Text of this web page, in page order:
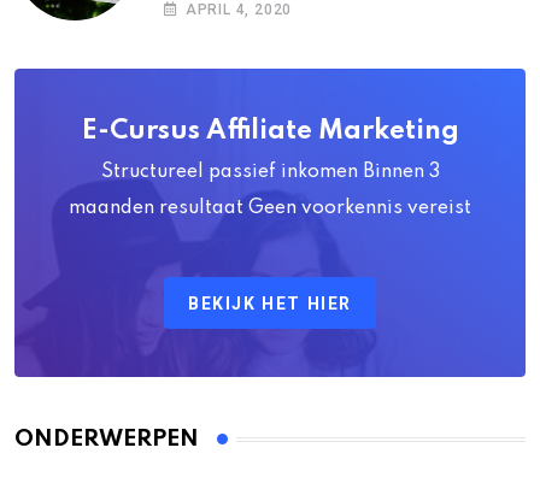
APRIL 4, 2020
E-Cursus Affiliate Marketing
Structureel passief inkomen Binnen 3
maanden resultaat Geen voorkennis vereist
BEKIJK HET HIER
ONDERWERPEN